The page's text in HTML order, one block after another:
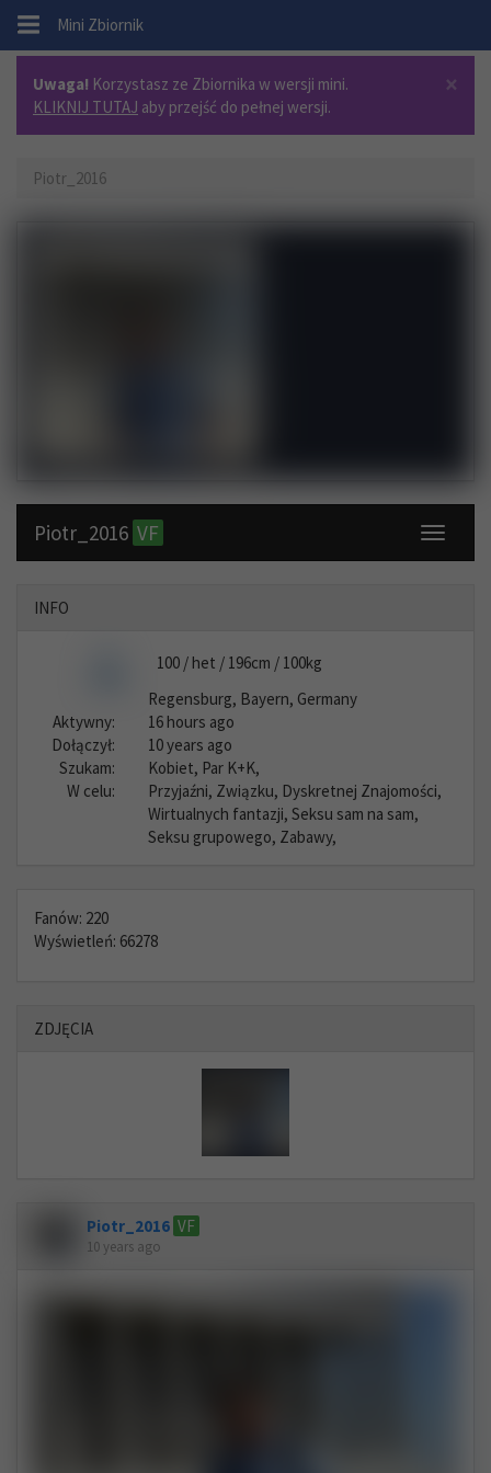
. Mini Zbiornik
×
Uwaga! Korzystasz ze Zbiornika w wersji mini.
KLIKNIJ TUTAJ aby przejść do pełnej wersji.
Piotr_2016
Toggle
Piotr_2016 VF
INFO
100 / het / 196cm / 100kg
Regensburg, Bayern, Germany
Aktywny:
16 hours ago
Dołączył:
10 years ago
Szukam:
Kobiet, Par K+K,
W celu:
Przyjaźni, Związku, Dyskretnej Znajomości,
Wirtualnych fantazji, Seksu sam na sam,
Seksu grupowego, Zabawy,
Fanów: 220
Wyświetleń: 66278
ZDJĘCIA
Piotr_2016 VF
10 years ago